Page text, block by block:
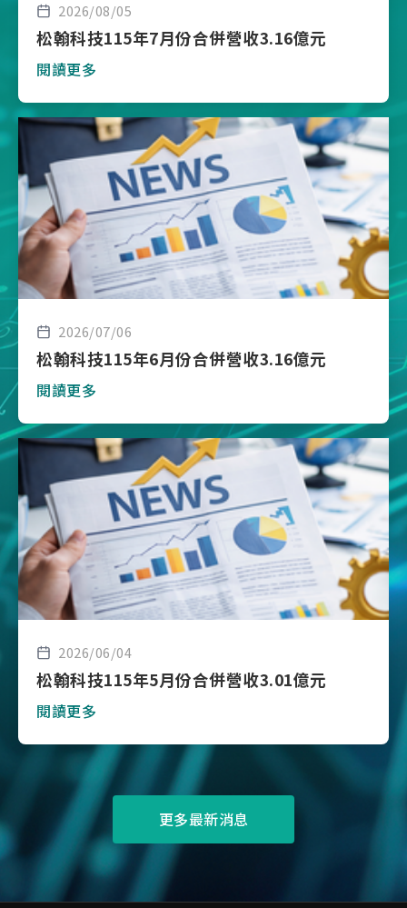
2026/08/05
松翰科技115年7月份合併營收3.16億元
閱讀更多
2026/07/06
松翰科技115年6月份合併營收3.16億元
閱讀更多
2026/06/04
松翰科技115年5月份合併營收3.01億元
閱讀更多
更多最新消息